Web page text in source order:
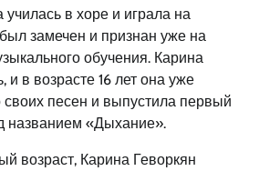
в хоре и играла на
замечен и признан уже на
обучения. Карина
и в возрасте 16 лет она уже
своих песен и выпустила первый
названием «Дыхание».
возраст, Карина Геворкян